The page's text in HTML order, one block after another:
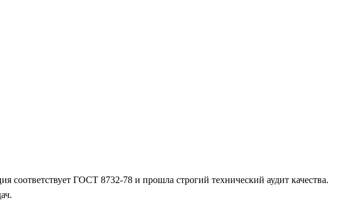
соответствует ГОСТ 8732-78 и прошла строгий технический аудит качества.